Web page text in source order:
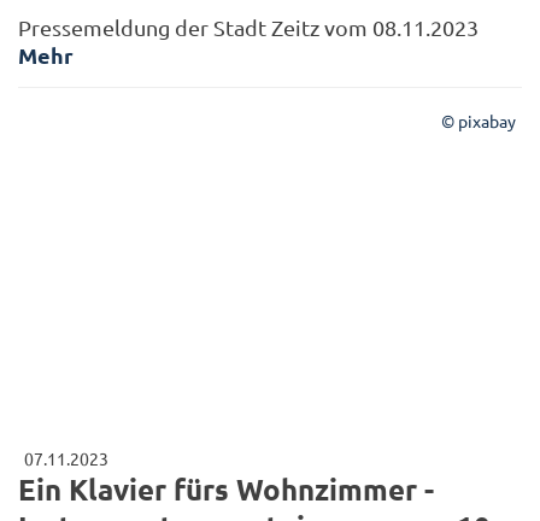
Pressemeldung der Stadt Zeitz vom 08.11.2023
Mehr
© pixabay
07.11.2023
Ein Klavier fürs Wohnzimmer -